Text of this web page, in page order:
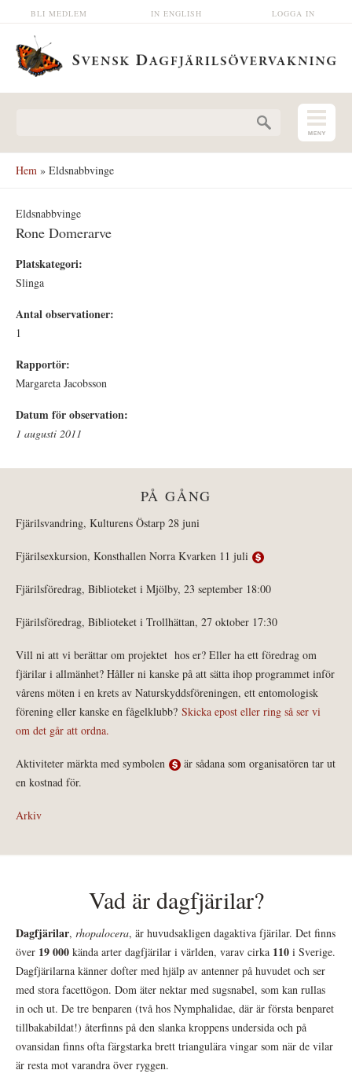
Hoppa till huvudinnehåll LOGGA IN
IN ENGLISH
BLI MEDLEM
Hem » Eldsnabbvinge
Eldsnabbvinge
Rone Domerarve
Platskategori:
Slinga
Antal observationer:
1
Rapportör:
Margareta Jacobsson
Datum för observation:
1 augusti 2011
PÅ GÅNG
Fjärilsvandring, Kulturens Östarp 28 juni
Fjärilsexkursion, Konsthallen Norra Kvarken 11 juli
Fjärilsföredrag, Biblioteket i Mjölby, 23 september 18:00
Fjärilsföredrag, Biblioteket i Trollhättan, 27 oktober 17:30
Vill ni att vi berättar om projektet hos er? Eller ha ett föredrag om
fjärilar i allmänhet? Håller ni kanske på att sätta ihop programmet inför
vårens möten i en krets av Naturskyddsföreningen, ett entomologisk
förening eller kanske en fågelklubb? Skicka epost eller ring så ser vi
om det går att ordna.
Aktiviteter märkta med symbolen
är sådana som organisatören tar ut
en kostnad för.
Arkiv
Vad är dagfjärilar?
Dagfjärilar, rhopalocera, är huvudsakligen dagaktiva fjärilar. Det finns
över 19 000 kända arter dagfjärilar i världen, varav cirka 110 i Sverige.
Dagfjärilarna känner dofter med hjälp av antenner på huvudet och ser
med stora facettögon. Dom äter nektar med sugsnabel, som kan rullas
in och ut. De tre benparen (två hos Nymphalidae, där är första benparet
tillbakabildat!) återfinns på den slanka kroppens undersida och på
ovansidan finns ofta färgstarka brett triangulära vingar som när de vilar
är resta mot varandra över ryggen.